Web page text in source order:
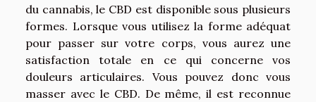
du cannabis, le CBD est disponible sous plusieurs
formes. Lorsque vous utilisez la forme adéquat
pour passer sur votre corps, vous aurez une
satisfaction totale en ce qui concerne vos
douleurs articulaires. Vous pouvez donc vous
masser avec le CBD. De même, il est reconnue